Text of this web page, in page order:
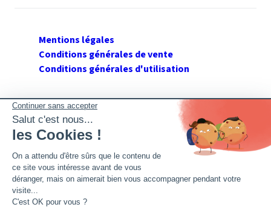
Mentions légales
Conditions générales de vente
Conditions générales d'utilisation
SUIVEZ GERANT DE SARL
Twitter
Facebook